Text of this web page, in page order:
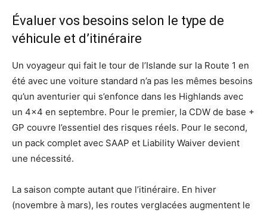
Évaluer vos besoins selon le type de
véhicule et d’itinéraire
Un voyageur qui fait le tour de l’Islande sur la Route 1 en
été avec une voiture standard n’a pas les mêmes besoins
qu’un aventurier qui s’enfonce dans les Highlands avec
un 4×4 en septembre. Pour le premier, la CDW de base +
GP couvre l’essentiel des risques réels. Pour le second,
un pack complet avec SAAP et Liability Waiver devient
une nécessité.
La saison compte autant que l’itinéraire. En hiver
(novembre à mars), les routes verglacées augmentent le